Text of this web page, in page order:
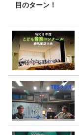
目のターン！